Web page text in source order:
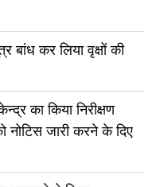
बांध कर लिया वृक्षों की
का किया निरीक्षण
नोटिस जारी करने के दिए